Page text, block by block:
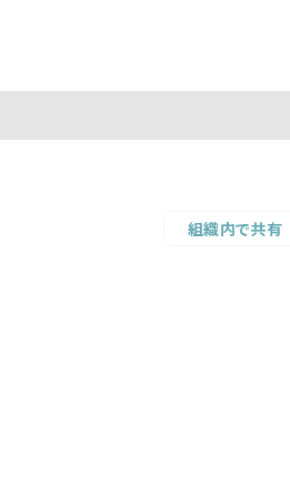
組織内で共有